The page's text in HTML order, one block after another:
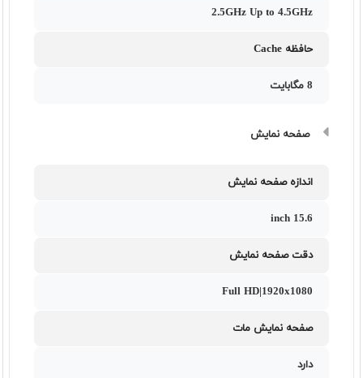
2.5GHz Up to 4.5GHz
حافظه Cache
8 مگابایت
صفحه نمایش
اندازه صفحه نمایش
15.6 inch
دقت صفحه نمایش
Full HD|1920x1080
صفحه نمایش مات
دارد